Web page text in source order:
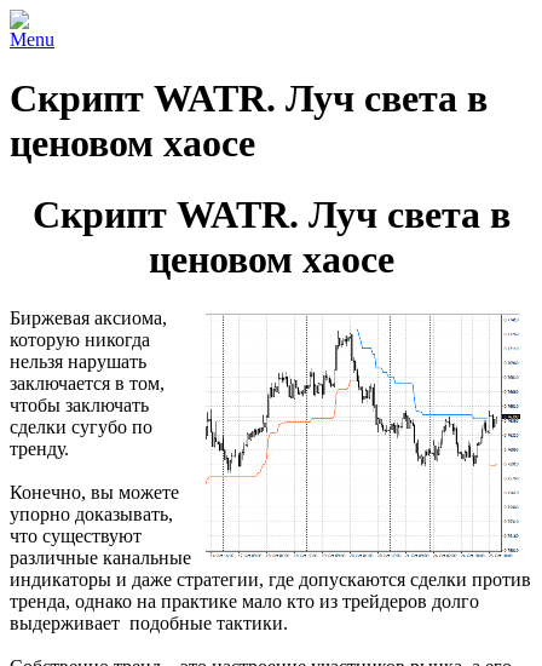
Menu
Скрипт WATR. Луч света в
ценовом хаосе
Скрипт WATR. Луч света в
ценовом хаосе
Биржевая аксиома,
которую никогда
нельзя нарушать
заключается в том,
чтобы заключать
сделки сугубо по
тренду.
Конечно, вы можете
упорно доказывать,
что существуют
различные канальные
индикаторы и даже стратегии, где допускаются сделки против
тренда, однако на практике мало кто из трейдеров долго
выдерживает подобные тактики.